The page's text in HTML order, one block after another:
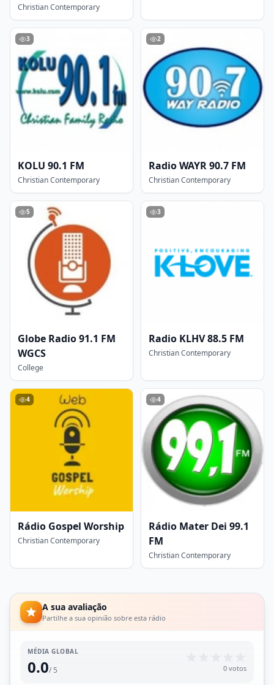
Christian Contemporary
3
KOLU 90.1 FM
Christian Contemporary
2
Radio WAYR 90.7 FM
Christian Contemporary
5
Globe Radio 91.1 FM
WGCS
College
3
Radio KLHV 88.5 FM
Christian Contemporary
4
Rádio Gospel Worship
Christian Contemporary
4
Rádio Mater Dei 99.1
FM
Christian Contemporary
A sua avaliação
Partilhe a sua opinião sobre esta rádio
MÉDIA GLOBAL
0.0/ 5 0 votos